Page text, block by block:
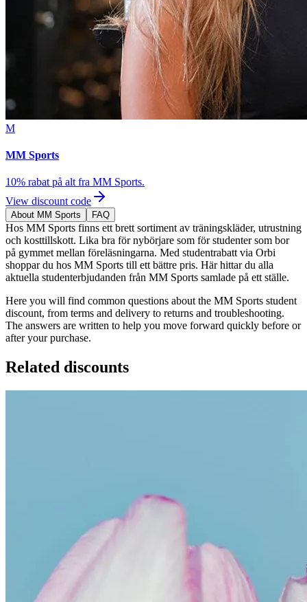
M
MM Sports
10% rabat på alt fra MM Sports.
View discount code
About MM Sports FAQ
Hos MM Sports finns ett brett sortiment av träningskläder, utrustning
och kosttillskott. Lika bra för nybörjare som för studenter som bor
på gymmet mellan föreläsningarna. Med studentrabatt via Orbi
shoppar du hos MM Sports till ett bättre pris. Här hittar du alla
aktuella studenterbjudanden från MM Sports samlade på ett ställe.
Here you will find common questions about the MM Sports student
discount, from terms and delivery to returns and troubleshooting.
The answers are written to help you move forward quickly before or
after your purchase.
Related discounts